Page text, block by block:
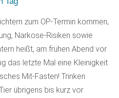
zum OP-Termin kommen,
Narkose-Risiken sowie
heißt, am frühen Abend vor
das letzte Mal eine Kleinigkeit
Mit-Fasten! Trinken
übrigens bis kurz vor